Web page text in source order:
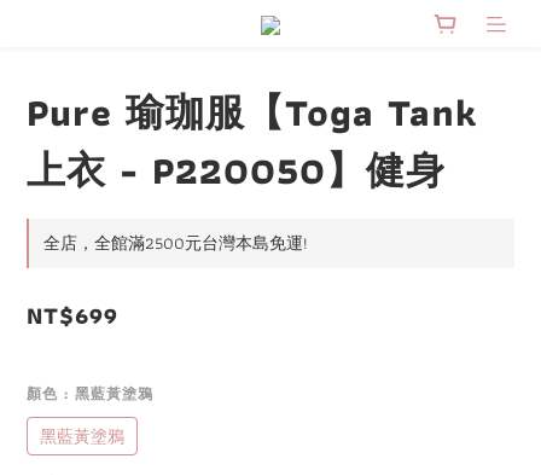
Pure 瑜珈服【Toga Tank
上衣 - P220050】健身
全店，全館滿2500元台灣本島免運!
NT$699
顏色 : 黑藍黃塗鴉
黑藍黃塗鴉